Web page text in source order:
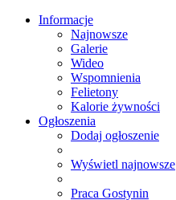
Informacje
Najnowsze
Galerie
Wideo
Wspomnienia
Felietony
Kalorie żywności
Ogłoszenia
Dodaj ogłoszenie
Wyświetl najnowsze
Praca Gostynin